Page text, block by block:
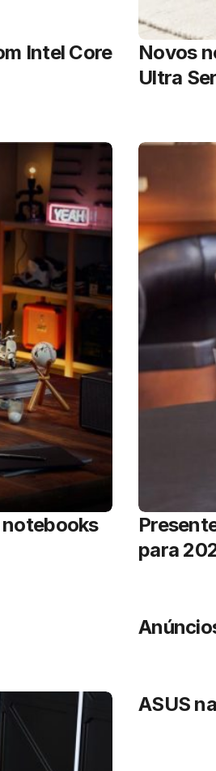
Intel Core
Novos
Ultra
notebooks
para
ASUS